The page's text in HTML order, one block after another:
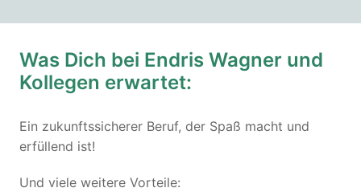
Was Dich bei Endris Wagner und
Kollegen erwartet:
Ein zukunftssicherer Beruf, der Spaß macht und
erfüllend ist!
Und viele weitere Vorteile: